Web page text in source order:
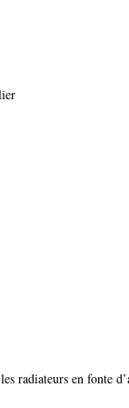
radiateurs en fonte